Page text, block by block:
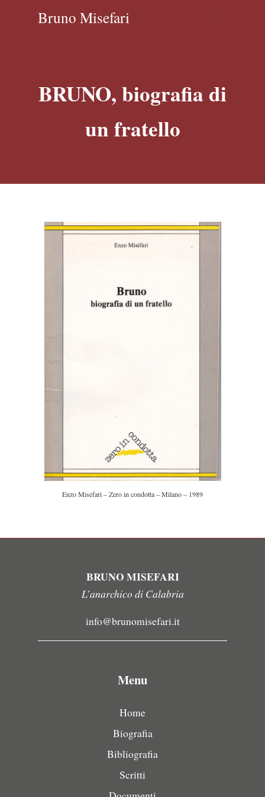
Bruno Misefari
BRUNO, biografia di
un fratello
Enzo Misefari – Zero in condotta – Milano – 1989
BRUNO MISEFARI
L’anarchico di Calabria
info@brunomisefari.it
Menu
Home
Biografia
Bibliografia
Scritti